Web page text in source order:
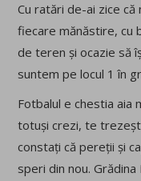
Cu ratări de-ai zice
fiecare mănăstire, cu
de teren și ocazie să
suntem pe locul 1 în
Fotbalul e chestia aia
totuși crezi, te
constați că pereții și
speri din nou.